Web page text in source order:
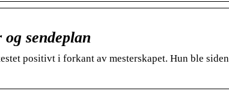
sendeplan
positivt i forkant av mesterskapet. Hun ble siden